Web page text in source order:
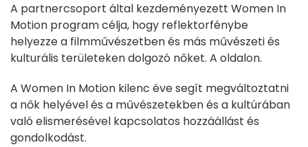
A partnercsoport által kezdeményezett Women In
Motion program célja, hogy reflektorfénybe
helyezze a filmművészetben és más művészeti és
kulturális területeken dolgozó nőket. A oldalon.
A Women In Motion kilenc éve segít megváltoztatni
a nők helyével és a művészetekben és a kultúrában
való elismerésével kapcsolatos hozzáállást és
gondolkodást.